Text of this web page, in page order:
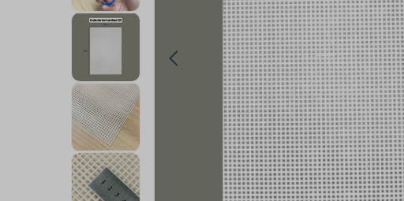
passamanaria
º amigurumi